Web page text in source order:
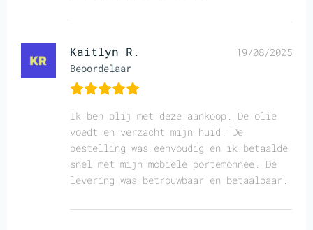
Kaitlyn R.
Beoordelaar
19/08/2025
Ik ben blij met deze aankoop. De olie
voedt en verzacht mijn huid. De
bestelling was eenvoudig en ik betaalde
snel met mijn mobiele portemonnee. De
levering was betrouwbaar en betaalbaar.